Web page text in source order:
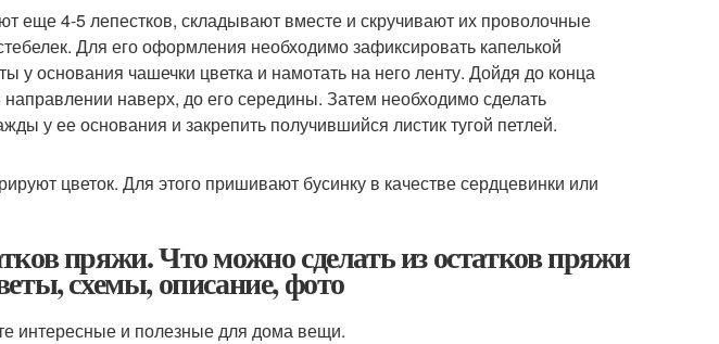
еще 4-5 лепестков, складывают вместе и скручивают их проволочные
Для его оформления необходимо зафиксировать капелькой
у основания чашечки цветка и намотать на него ленту. Дойдя до конца
наверх, до его середины. Затем необходимо сделать
у ее основания и закрепить получившийся листик тугой петлей.
цветок. Для этого пришивают бусинку в качестве сердцевинки или
пряжи. Что можно сделать из остатков пряжи
схемы, описание, фото
интересные и полезные для дома вещи.